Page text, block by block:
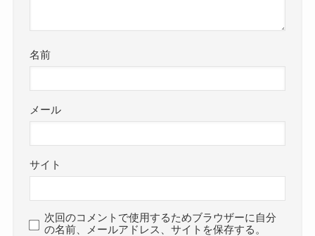
名前
メール
サイト
次回のコメントで使用するためブラウザーに自分
の名前、メールアドレス、サイトを保存する。